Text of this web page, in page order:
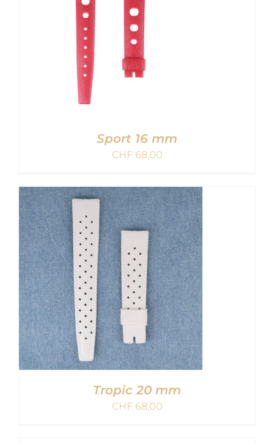
AJOUTER AU PANIER
/
DETAILS
Sport 16 mm
CHF68,00
Tropic 20 mm
CHF68,00